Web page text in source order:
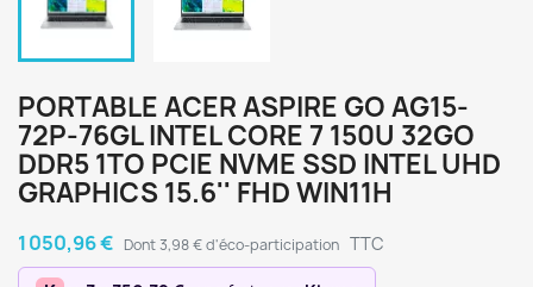
PORTABLE ACER ASPIRE GO AG15-
72P-76GL INTEL CORE 7 150U 32GO
DDR5 1TO PCIE NVME SSD INTEL UHD
GRAPHICS 15.6'' FHD WIN11H
1 050,96 € Dont 3,98 € d'éco-participation TTC